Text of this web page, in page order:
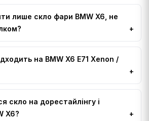
лише скло фари BMW X6, не
на BMW X6 E71 Xenon /
скло на дорестайлінгу і
X6?